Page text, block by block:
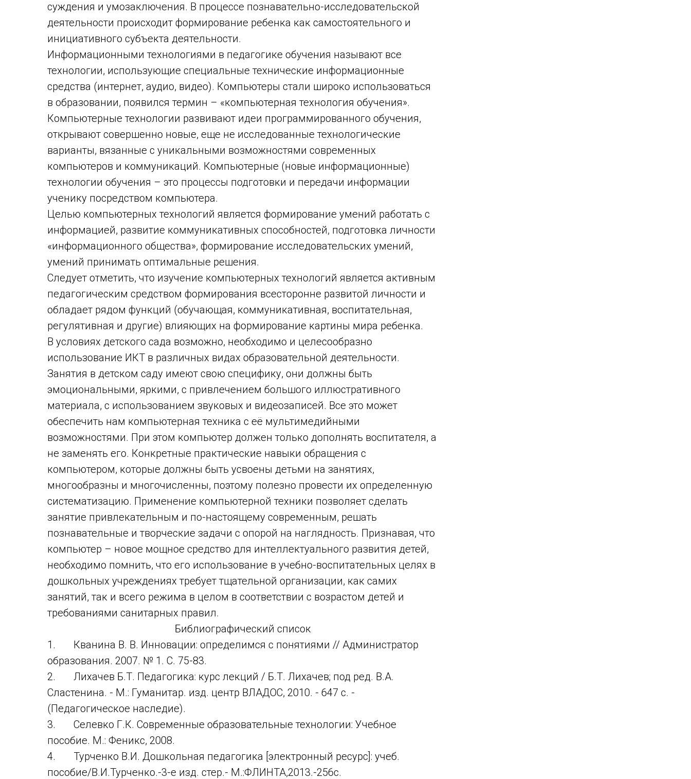
суждения и умозаключения. В процессе познавательно-исследовательской
деятельности происходит формирование ребенка как самостоятельного и
инициативного субъекта деятельности.
Информационными технологиями в педагогике обучения называют все
технологии, использующие специальные технические информационные
средства (интернет, аудио, видео). Компьютеры стали широко использоваться
в образовании, появился термин – «компьютерная технология обучения».
Компьютерные технологии развивают идеи программированного обучения,
открывают совершенно новые, еще не исследованные технологические
варианты, вязанные с уникальными возможностями современных
компьютеров и коммуникаций. Компьютерные (новые информационные)
технологии обучения – это процессы подготовки и передачи информации
ученику посредством компьютера.
Целью компьютерных технологий является формирование умений работать с
информацией, развитие коммуникативных способностей, подготовка личности
«информационного общества», формирование исследовательских умений,
умений принимать оптимальные решения.
Следует отметить, что изучение компьютерных технологий является активным
педагогическим средством формирования всесторонне развитой личности и
обладает рядом функций (обучающая, коммуникативная, воспитательная,
регулятивная и другие) влияющих на формирование картины мира ребенка.
В условиях детского сада возможно, необходимо и целесообразно
использование ИКТ в различных видах образовательной деятельности.
Занятия в детском саду имеют свою специфику, они должны быть
эмоциональными, яркими, с привлечением большого иллюстративного
материала, с использованием звуковых и видеозаписей. Все это может
обеспечить нам компьютерная техника с её мультимедийными
возможностями. При этом компьютер должен только дополнять воспитателя, а
не заменять его. Конкретные практические навыки обращения с
компьютером, которые должны быть усвоены детьми на занятиях,
многообразны и многочисленны, поэтому полезно провести их определенную
систематизацию. Применение компьютерной техники позволяет сделать
занятие привлекательным и по-настоящему современным, решать
познавательные и творческие задачи с опорой на наглядность. Признавая, что
компьютер – новое мощное средство для интеллектуального развития детей,
необходимо помнить, что его использование в учебно-воспитательных целях в
дошкольных учреждениях требует тщательной организации, как самих
занятий, так и всего режима в целом в соответствии с возрастом детей и
требованиями санитарных правил.
Библиографический список
1. Кванина В. В. Инновации: определимся с понятиями // Администратор
образования. 2007. № 1. С. 75-83.
2. Лихачев Б.Т. Педагогика: курс лекций / Б.Т. Лихачев; под ред. В.А.
Сластенина. - М.: Гуманитар. изд. центр ВЛАДОС, 2010. - 647 с. -
(Педагогическое наследие).
3. Селевко Г.К. Современные образовательные технологии: Учебное
пособие. М.: Феникс, 2008.
4. Турченко В.И. Дошкольная педагогика [электронный ресурс]: учеб.
пособие/В.И.Турченко.-3-е изд. стер.- М.:ФЛИНТА,2013.-256с.